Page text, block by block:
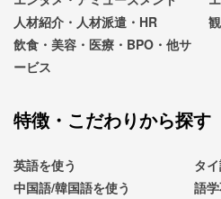
人材紹介・人材派遣・HR
飲食・美容・医療・BPO・他サ
ービス
特徴・こだわりから探す
英語を使う
タ
中国語/韓国語を使う
語